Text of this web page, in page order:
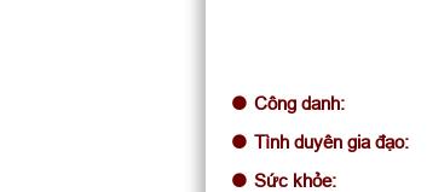
Công danh:
Tình duyên gia đạo:
Sức khỏe: